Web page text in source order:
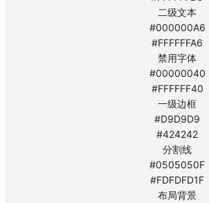
二级文本
#000000A6
#FFFFFFA6
禁用字体
#00000040
#FFFFFF40
一级边框
#D9D9D9
#424242
分割线
#0505050F
#FDFDFD1F
布局背景